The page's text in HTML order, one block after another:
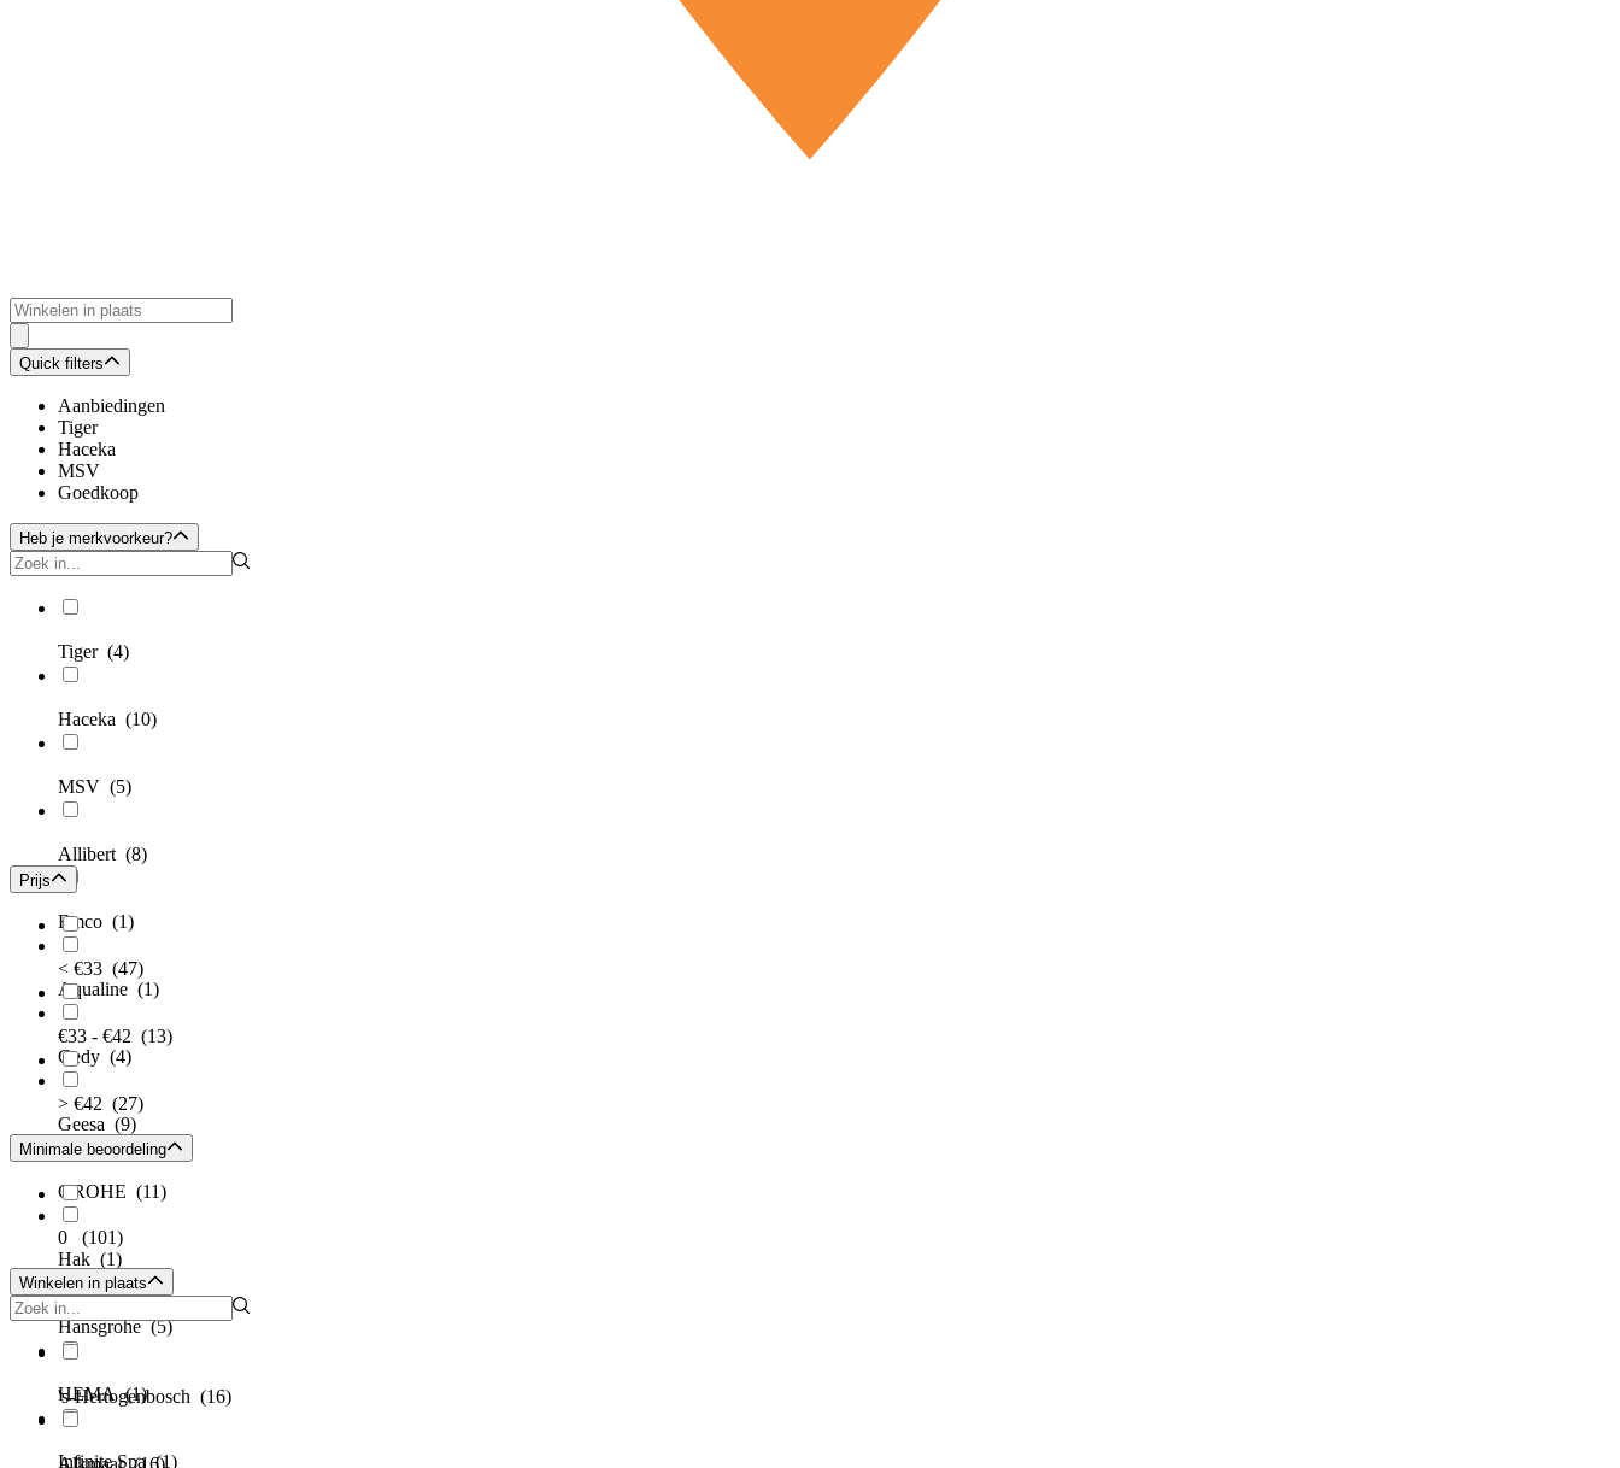
Quick filters
Aanbiedingen
Tiger
Haceka
MSV
Goedkoop
Heb je merkvoorkeur?
Tiger (4)
Haceka (10)
MSV (5)
Allibert (8)
Emco (1)
Aqualine (1)
Gedy (4)
Geesa (9)
GROHE (11)
Hak (1)
Hansgrohe(5)
HEMA(1)
Infinite Spa(1)
Prijs
< €33 (47)
€33 - €42 (13)
> €42 (27)
Minimale beoordeling
0 (101)
Winkelen in plaats
's-Hertogenbosch (16)